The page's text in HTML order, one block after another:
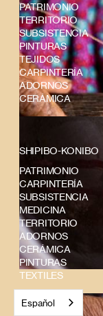
PATRIMONIO
TERRITORIO
SUBSISTENCIA
PINTURAS
TEJIDOS
CARPINTERÍA
ADORNOS
CERÁMICA
SHIPIBO-KONIBO
PATRIMONIO
CARPINTERÍA
SUBSISTENCIA
MEDICINA
TERRITORIO
ADORNOS
CERÁMICA
PINTURAS
TEXTILES
Español